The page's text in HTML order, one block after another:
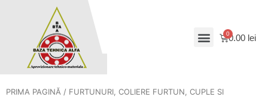
0.00 lei
PRIMA PAGINĂ / FURTUNURI, COLIERE FURTUN, CUPLE SI